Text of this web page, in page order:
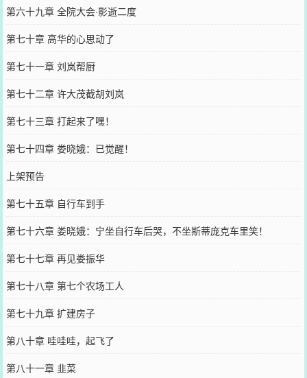
第六十九章 全院大会·影逝二度
第七十章 高华的心思动了
第七十一章 刘岚帮厨
第七十二章 许大茂截胡刘岚
第七十三章 打起来了嘿！
第七十四章 娄晓娥：已觉醒！
上架预告
第七十五章 自行车到手
第七十六章 娄晓娥：宁坐自行车后哭，不坐斯蒂庞克车里笑！
第七十七章 再见娄振华
第七十八章 第七个农场工人
第七十九章 扩建房子
第八十章 哇哇哇，起飞了
第八十一章 韭菜